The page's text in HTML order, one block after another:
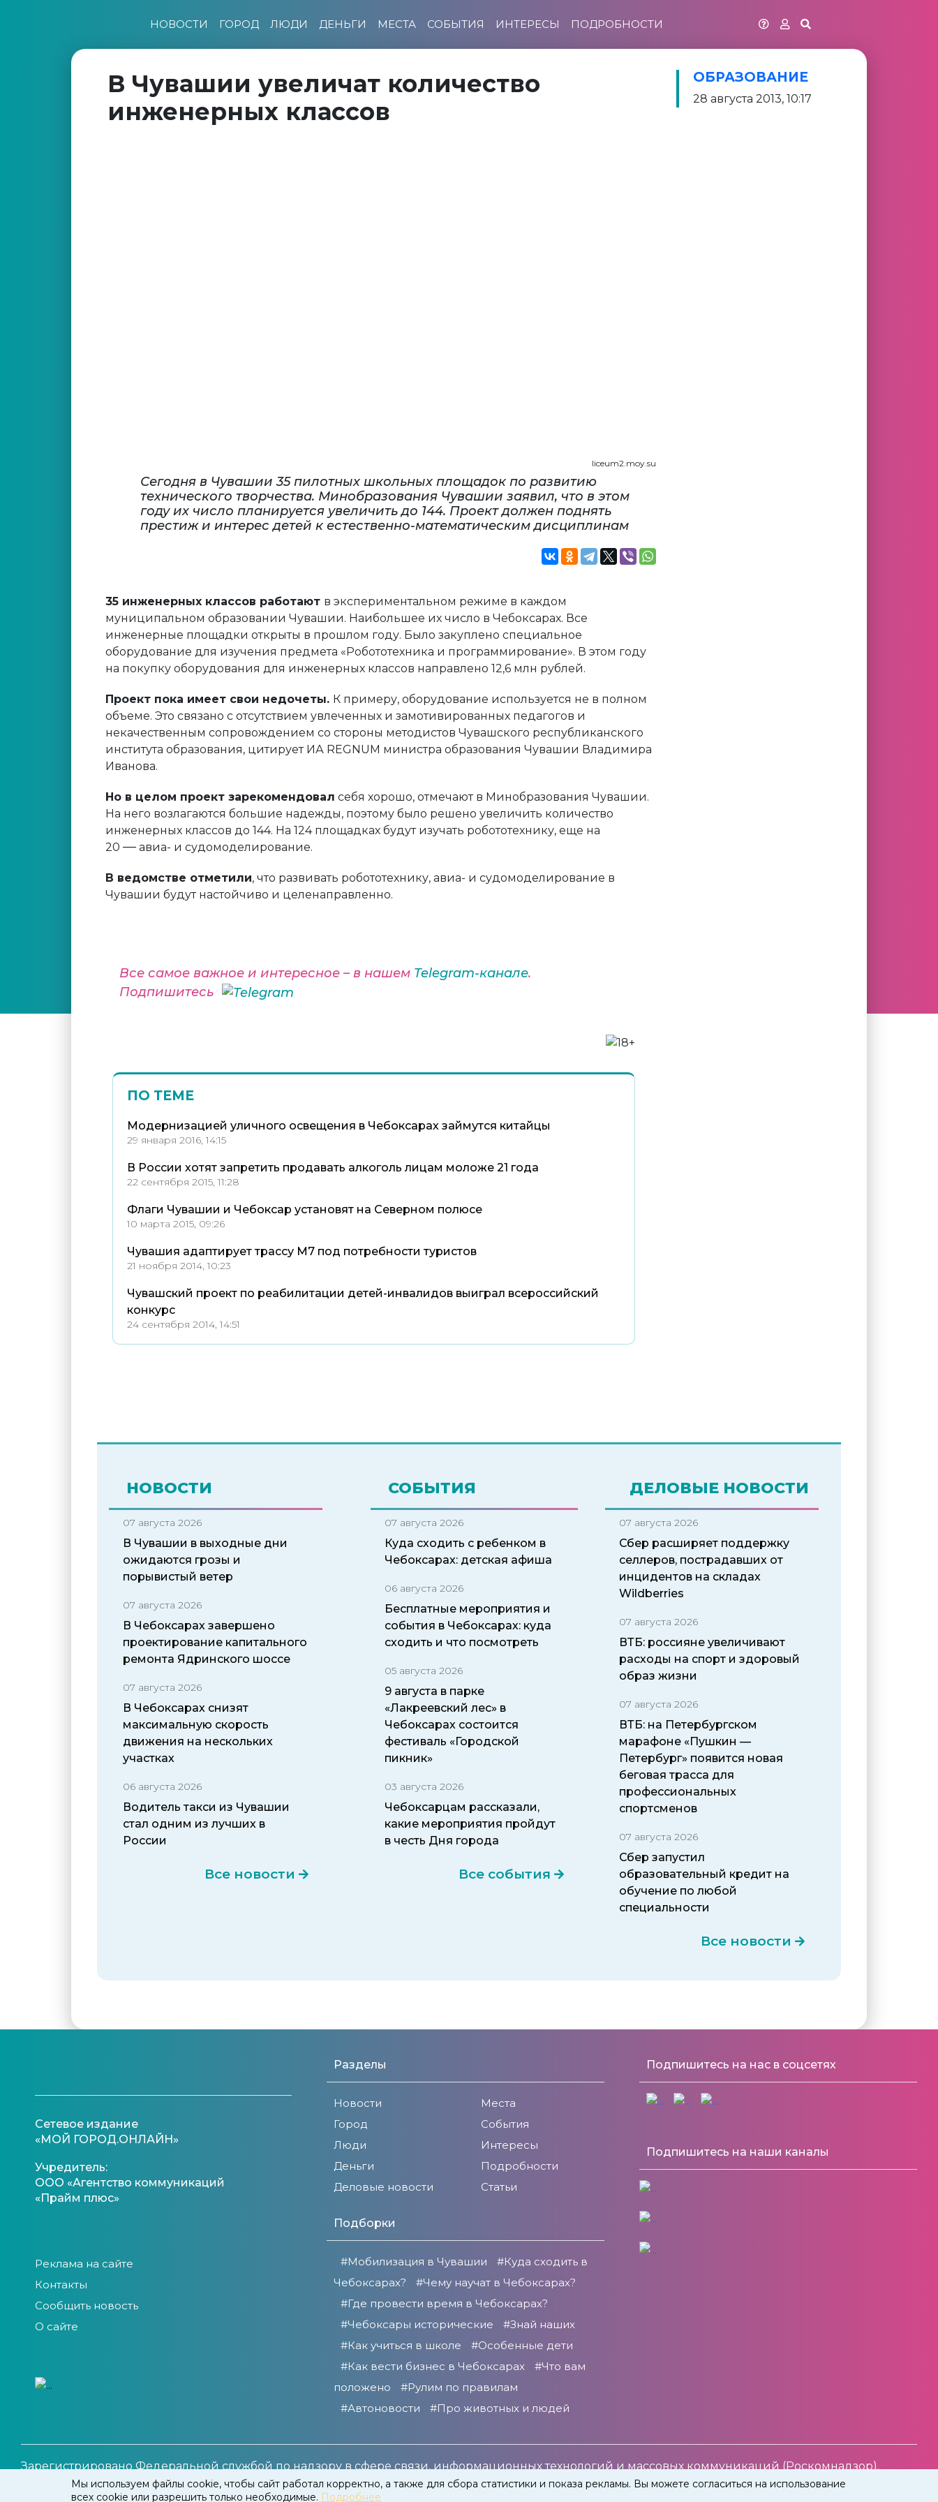
Мы используем файлы cookie, чтобы сайт работал корректно, а также для сбора статистики и показа рекламы. Вы можете согласиться на использование
всех cookie или разрешить только необходимые. Подробнее
НОВОСТИ ГОРОД ЛЮДИ ДЕНЬГИ МЕСТА СОБЫТИЯ ИНТЕРЕСЫ ПОДРОБНОСТИ
В Чувашии увеличат количество
инженерных классов
ОБРАЗОВАНИЕ
28 августа 2013, 10:17
liceum2.moy.su
Сегодня в Чувашии 35 пилотных школьных площадок по развитию
технического творчества. Минобразования Чувашии заявил, что в этом
году их число планируется увеличить до 144. Проект должен поднять
престиж и интерес детей к естественно-математическим дисциплинам
35 инженерных классов работают в экспериментальном режиме в каждом
муниципальном образовании Чувашии. Наибольшее их число в Чебоксарах. Все
инженерные площадки открыты в прошлом году. Было закуплено специальное
оборудование для изучения предмета «Робототехника и программирование». В этом году
на покупку оборудования для инженерных классов направлено 12,6 млн рублей.
Проект пока имеет свои недочеты. К примеру, оборудование используется не в полном
объеме. Это связано с отсутствием увлеченных и замотивированных педагогов и
некачественным сопровождением со стороны методистов Чувашского республиканского
института образования, цитирует ИА REGNUM министра образования Чувашии Владимира
Иванова.
Но в целом проект зарекомендовал себя хорошо, отмечают в Минобразования Чувашии.
На него возлагаются большие надежды, поэтому было решено увеличить количество
инженерных классов до 144. На 124 площадках будут изучать робототехнику, еще на
20 — авиа- и судомоделирование.
В ведомстве отметили, что развивать робототехнику, авиа- и судомоделирование в
Чувашии будут настойчиво и целенаправленно.
Все самое важное и интересное – в нашем Telegram-канале.
Подпишитесь
ПО ТЕМЕ
Модернизацией уличного освещения в Чебоксарах займутся китайцы
29 января 2016, 14:15
В России хотят запретить продавать алкоголь лицам моложе 21 года
22 сентября 2015, 11:28
Флаги Чувашии и Чебоксар установят на Северном полюсе
10 марта 2015, 09:26
Чувашия адаптирует трассу М7 под потребности туристов
21 ноября 2014, 10:23
Чувашский проект по реабилитации детей-инвалидов выиграл всероссийский
конкурс
24 сентября 2014, 14:51
НОВОСТИ
07 августа 2026
В Чувашии в выходные дни
ожидаются грозы и
порывистый ветер
07 августа 2026
В Чебоксарах завершено
проектирование капитального
ремонта Ядринского шоссе
07 августа 2026
В Чебоксарах снизят
максимальную скорость
движения на нескольких
участках
06 августа 2026
Водитель такси из Чувашии
стал одним из лучших в
России
Все новости
СОБЫТИЯ
07 августа 2026
Куда сходить с ребенком в
Чебоксарах: детская афиша
06 августа 2026
Бесплатные мероприятия и
события в Чебоксарах: куда
сходить и что посмотреть
05 августа 2026
9 августа в парке
«Лакреевский лес» в
Чебоксарах состоится
фестиваль «Городской
пикник»
03 августа 2026
Чебоксарцам рассказали,
какие мероприятия пройдут
в честь Дня города
Все события
ДЕЛОВЫЕ НОВОСТИ
07 августа 2026
Сбер расширяет поддержку
селлеров, пострадавших от
инцидентов на складах
Wildberries
07 августа 2026
ВТБ: россияне увеличивают
расходы на спорт и здоровый
образ жизни
07 августа 2026
ВТБ: на Петербургском
марафоне «Пушкин —
Петербург» появится новая
беговая трасса для
профессиональных
спортсменов
07 августа 2026
Сбер запустил
образовательный кредит на
обучение по любой
специальности
Все новости
Сетевое издание
«МОЙ ГОРОД.ОНЛАЙН»
Учредитель:
ООО «Агентство коммуникаций
«Прайм плюс»
Реклама на сайте
Контакты
Сообщить новость
О сайте
Разделы
Новости
Город
Люди
Деньги
Деловые новости
Места
События
Интересы
Подробности
Статьи
Подборки
#Мобилизация в Чувашии
#Куда сходить в
Чебоксарах?
#Чему научат в Чебоксарах?
#Где провести время в Чебоксарах?
#Чебоксары исторические
#Знай наших
#Как учиться в школе
#Особенные дети
#Как вести бизнес в Чебоксарах
#Что вам
положено
#Рулим по правилам
#Автоновости
#Про животных и людей
Подпишитесь на нас в соцсетях
Подпишитесь на наши каналы
Зарегистрировано Федеральной службой по надзору в сфере связи, информационных технологий и массовых коммуникаций (Роскомнадзор).
Свидетельство о регистрации СМИ ЭЛ № ФС 77 – 81266 от 30 июня 2021 года.